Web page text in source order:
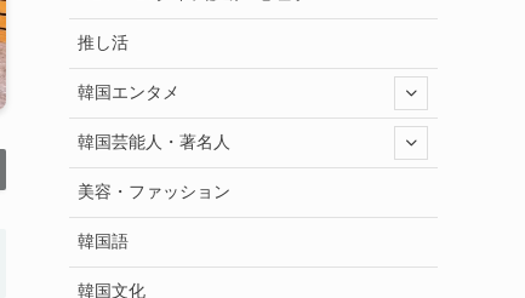
推し活
韓国エンタメ
韓国芸能人・著名人
美容・ファッション
韓国語
韓国文化